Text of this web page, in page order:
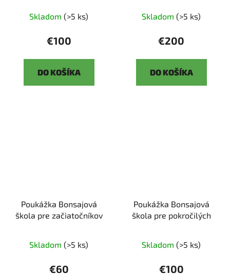
Skladom (>5 ks)
€100
DO KOŠÍKA
Skladom (>5 ks)
€200
DO KOŠÍKA
Poukážka Bonsajová
škola pre začiatočníkov
Skladom (>5 ks)
€60
Poukážka Bonsajová
škola pre pokročilých
Skladom (>5 ks)
€100